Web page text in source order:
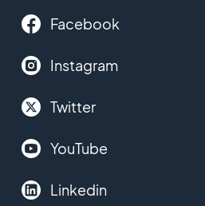
Facebook
Instagram
Twitter
YouTube
Linkedin